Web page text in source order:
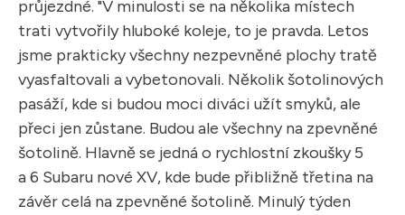
průjezdné. "V minulosti se na několika místech
trati vytvořily hluboké koleje, to je pravda. Letos
jsme prakticky všechny nezpevněné plochy tratě
vyasfaltovali a vybetonovali. Několik šotolinových
pasáží, kde si budou moci diváci užít smyků, ale
přeci jen zůstane. Budou ale všechny na zpevněné
šotolině. Hlavně se jedná o rychlostní zkoušky 5
a 6 Subaru nové XV, kde bude přibližně třetina na
závěr celá na zpevněné šotolině. Minulý týden